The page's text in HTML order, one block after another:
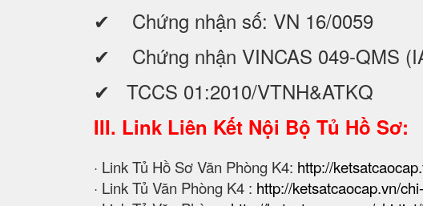
✔ Chứng nhận số: VN 16/0059
✔ Chứng nhận VINCAS 049-QMS
✔ TCCS 01:2010/VTNH&ATKQ
III. Link Liên Kết Nội Bộ Tủ Hồ Sơ:
· Link Tủ Hồ Sơ Văn Phòng K4: http://
· Link Tủ Văn Phòng K4 : http://ketsatcaocap.vn/